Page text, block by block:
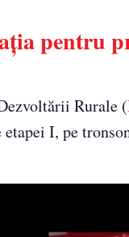
pentru
Rurale (
etapei I, pe